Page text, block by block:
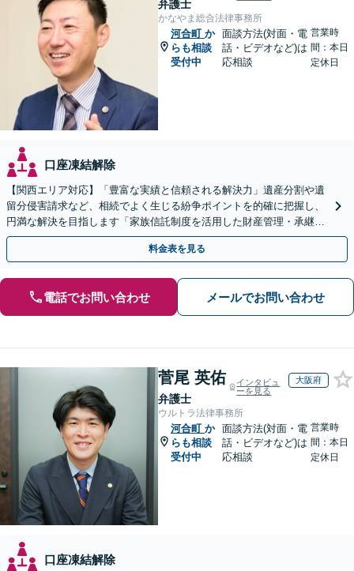
弁護士
かなやま総合法律事務所
河合町 か
らも相談
受付中
面談方法(対面・電
話・ビデオなど)は
応相談
営業時
間：本日
定休日
口座凍結解除
【関西エリア対応】「豊富な実績と信頼される解決力」遺産分割や遺
留分侵害請求など、相続でよく生じる紛争ポイントを的確に把握し、
円満な解決を目指します「家族信託制度を活用した財産管理・承継プ
ランのご提案」「次世代へ想いを託す円滑な事業承継」
料金表を見る
電話でお問い合わせ メールでお問い合わせ
菅尾 英佑
弁護士
インタビュ
ーを見る
大阪府
ウルトラ法律事務所
河合町 か
らも相談
受付中
面談方法(対面・電
話・ビデオなど)は
応相談
営業時
間：本日
定休日
口座凍結解除